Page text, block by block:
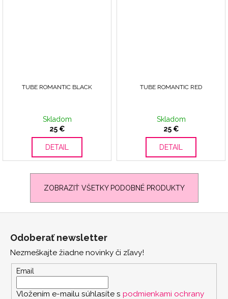
TUBE ROMANTIC BLACK
Skladom
25 €
DETAIL
TUBE ROMANTIC RED
Skladom
25 €
DETAIL
ZOBRAZIŤ VŠETKY PODOBNÉ PRODUKTY
Odoberať newsletter
Nezmeškajte žiadne novinky či zľavy!
Email
Vložením e-mailu súhlasíte s podmienkami ochrany